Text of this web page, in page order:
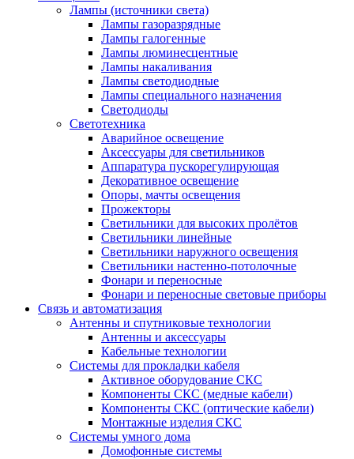
Лампы (источники света)
Лампы газоразрядные
Лампы галогенные
Лампы люминесцентные
Лампы накаливания
Лампы светодиодные
Лампы специального назначения
Светодиоды
Светотехника
Аварийное освещение
Аксессуары для светильников
Аппаратура пускорегулирующая
Декоративное освещение
Опоры, мачты освещения
Прожекторы
Светильники для высоких пролётов
Светильники линейные
Светильники наружного освещения
Светильники настенно-потолочные
Фонари и переносные
Фонари и переносные световые приборы
Связь и автоматизация
Антенны и спутниковые технологии
Антенны и аксессуары
Кабельные технологии
Системы для прокладки кабеля
Активное оборудование СКС
Компоненты СКС (медные кабели)
Компоненты СКС (оптические кабели)
Монтажные изделия СКС
Системы умного дома
Домофонные системы